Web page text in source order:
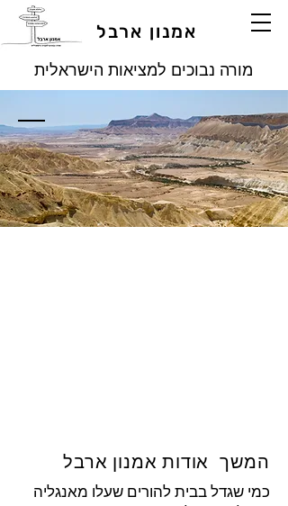
אמנון ארבל
מורה נבוכים למציאות הישראלית
המשך אודות אמנון ארבל
כמי שגדל בבית להורים שעלו מאנגליה